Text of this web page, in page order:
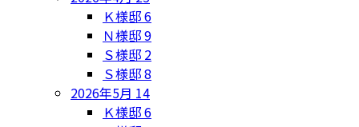
Ｋ様邸6
Ｎ様邸9
Ｓ様邸 2
Ｓ様邸8
2026年5月 14
Ｋ様邸6